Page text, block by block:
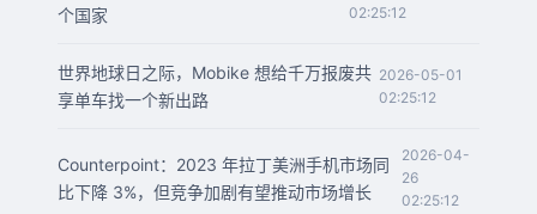
个国家
02:25:12
世界地球日之际，Mobike 想给千万报废共
享单车找一个新出路
2026-05-01
02:25:12
Counterpoint：2023 年拉丁美洲手机市场同
比下降 3%，但竞争加剧有望推动市场增长
2026-04-
26
02:25:12